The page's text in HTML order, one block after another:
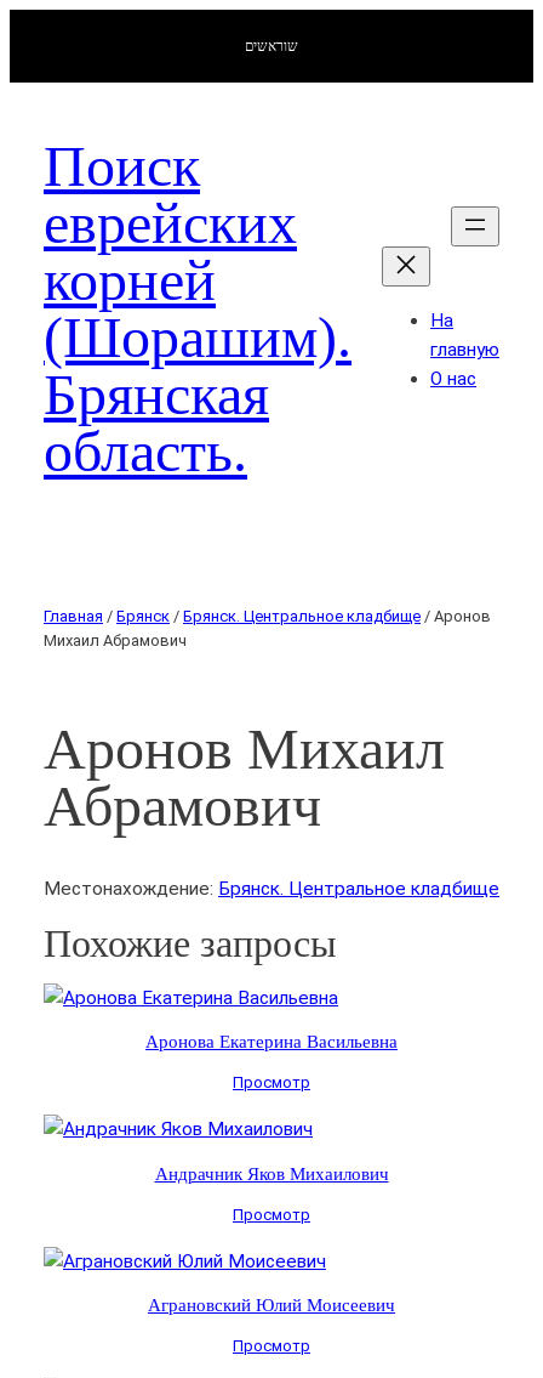
שוראשים
Поиск
еврейских
корней
(Шорашим).
Брянская
область.
На
главную
О нас
Главная / Брянск / Брянск. Центральное кладбище / Аронов
Михаил Абрамович
Аронов Михаил
Абрамович
Местонахождение: Брянск. Центральное кладбище
Похожие запросы
Аронова Екатерина Васильевна
Просмотр
Андрачник Яков Михаилович
Просмотр
Аграновский Юлий Моисеевич
Просмотр